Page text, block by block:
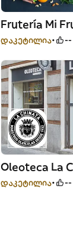
Frutería Mi
დაკეტილია --
Oleoteca La
დაკეტილია --